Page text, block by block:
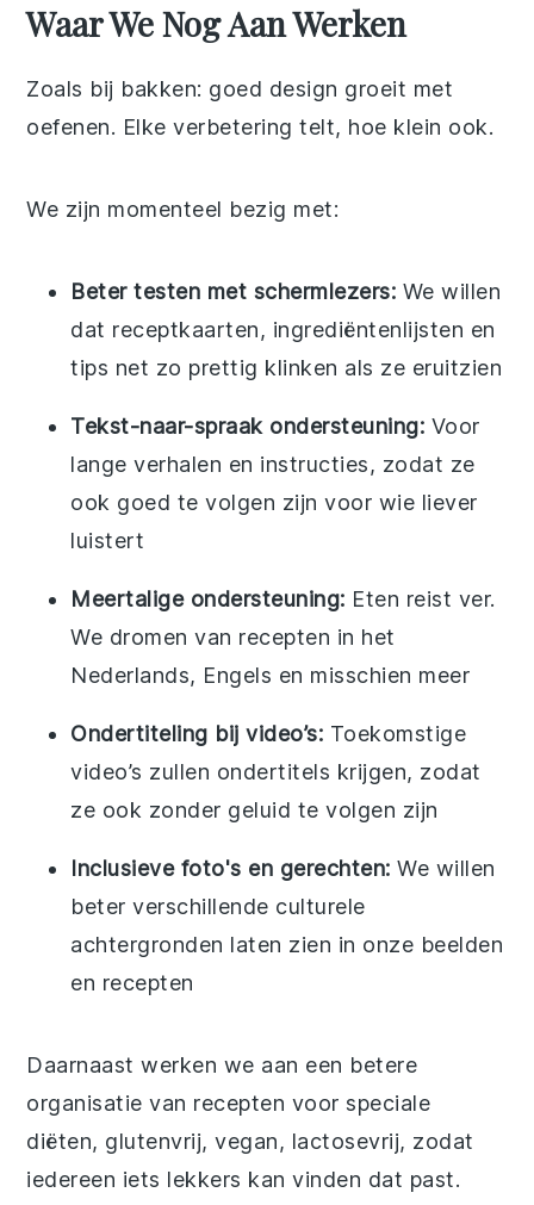
Waar We Nog Aan Werken
Zoals bij bakken: goed design groeit met
oefenen. Elke verbetering telt, hoe klein ook.
We zijn momenteel bezig met:
Beter testen met schermlezers: We willen
dat receptkaarten, ingrediëntenlijsten en
tips net zo prettig klinken als ze eruitzien
Tekst-naar-spraak ondersteuning: Voor
lange verhalen en instructies, zodat ze
ook goed te volgen zijn voor wie liever
luistert
Meertalige ondersteuning: Eten reist ver.
We dromen van recepten in het
Nederlands, Engels en misschien meer
Ondertiteling bij video’s: Toekomstige
video’s zullen ondertitels krijgen, zodat
ze ook zonder geluid te volgen zijn
Inclusieve foto's en gerechten: We willen
beter verschillende culturele
achtergronden laten zien in onze beelden
en recepten
Daarnaast werken we aan een betere
organisatie van recepten voor speciale
diëten, glutenvrij, vegan, lactosevrij, zodat
iedereen iets lekkers kan vinden dat past.